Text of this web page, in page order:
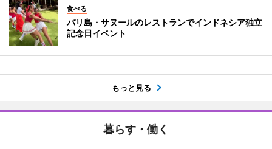
食べる
バリ島・サヌールのレストランでインドネシア独立
記念日イベント
もっと見る
暮らす・働く